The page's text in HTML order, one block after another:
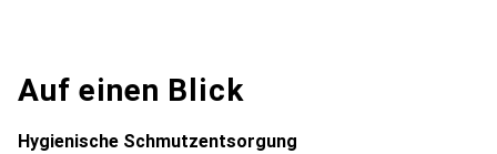
Auf einen Blick
Hygienische Schmutzentsorgung